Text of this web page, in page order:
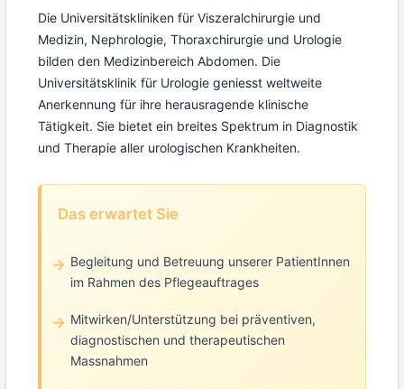
Die Universitätskliniken für Viszeralchirurgie und
Medizin, Nephrologie, Thoraxchirurgie und Urologie
bilden den Medizinbereich Abdomen. Die
Universitätsklinik für Urologie geniesst weltweite
Anerkennung für ihre herausragende klinische
Tätigkeit. Sie bietet ein breites Spektrum in Diagnostik
und Therapie aller urologischen Krankheiten.
Das erwartet Sie
Begleitung und Betreuung unserer PatientInnen
im Rahmen des Pflegeauftrages
Mitwirken/Unterstützung bei präventiven,
diagnostischen und therapeutischen
Massnahmen